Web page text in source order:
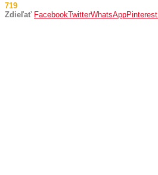
719
Zdieľať FacebookTwitterWhatsAppPinterest